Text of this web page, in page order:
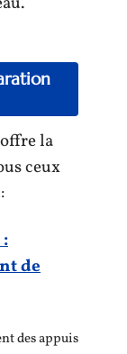
la
ceux
de
des appuis